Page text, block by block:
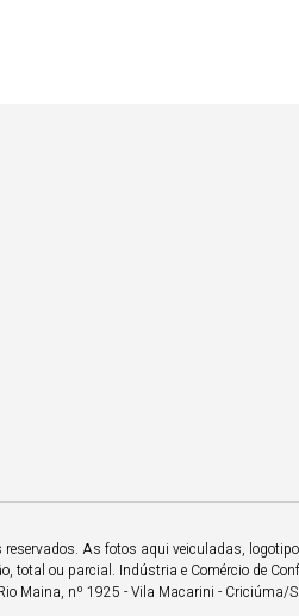
As fotos aqui veiculadas,
total ou parcial. Indústria e Comércio de
Maina, nº 1925 - Vila Macarini - Criciúma/